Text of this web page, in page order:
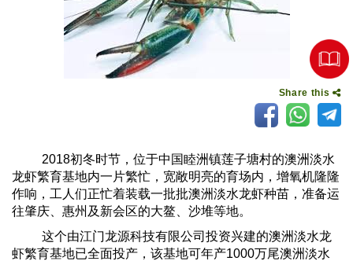
Share this
2018初冬时节，位于中国睦洲镇莲子塘村的澳洲淡水
龙虾繁育基地内一片繁忙，宽敞明亮的育场内，增氧机隆隆
作响，工人们正忙着装载一批批澳洲淡水龙虾种苗，准备运
往肇庆、惠州及新会区的大鳌、沙堆等地。
这个由江门龙源科技有限公司投资兴建的澳洲淡水龙
虾繁育基地已全面投产，该基地可年产1000万尾澳洲淡水